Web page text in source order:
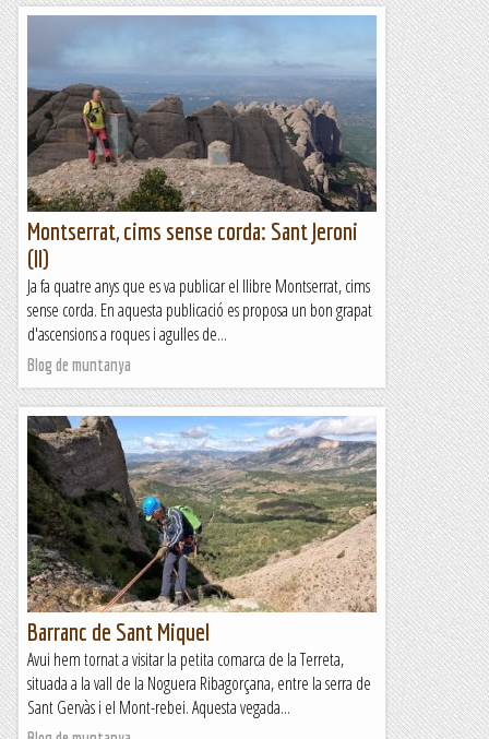
Montserrat, cims sense corda: Sant Jeroni
(II)
Ja fa quatre anys que es va publicar el llibre Montserrat, cims
sense corda. En aquesta publicació es proposa un bon grapat
d'ascensions a roques i agulles de...
Blog de muntanya
Barranc de Sant Miquel
Avui hem tornat a visitar la petita comarca de la Terreta,
situada a la vall de la Noguera Ribagorçana, entre la serra de
Sant Gervàs i el Mont-rebei. Aquesta vegada...